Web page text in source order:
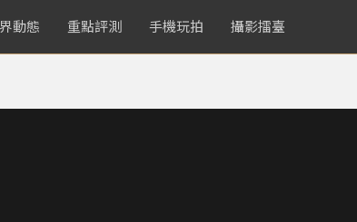
動態 重點評測 手機玩拍 攝影擂臺